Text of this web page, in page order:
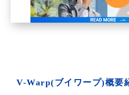
V-Warp(ブイワープ)概要